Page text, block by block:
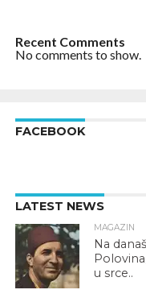
Recent Comments
No comments to show.
FACEBOOK
LATEST NEWS
MAGAZIN
Na
u srce..